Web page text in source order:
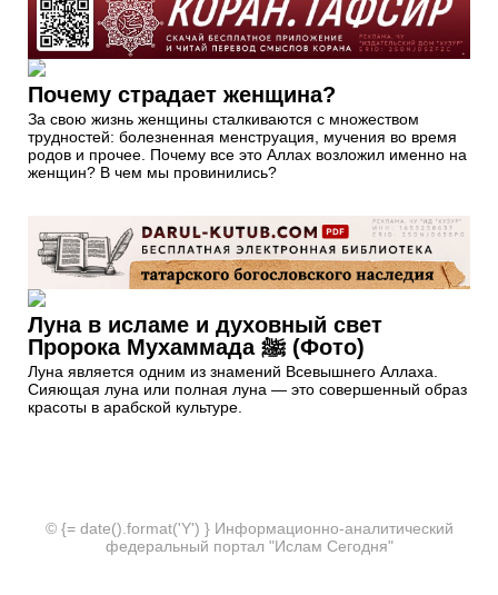
Почему страдает женщина?
За свою жизнь женщины сталкиваются с множеством
трудностей: болезненная менструация, мучения во время
родов и прочее. Почему все это Аллах возложил именно на
женщин? В чем мы провинились?
Луна в исламе и духовный свет
Пророка Мухаммада ﷺ (Фото)
Луна является одним из знамений Всевышнего Аллаха.
Сияющая луна или полная луна — это совершенный образ
красоты в арабской культуре.
© {= date().format('Y') } Информационно-аналитический
федеральный портал "Ислам Сегодня"